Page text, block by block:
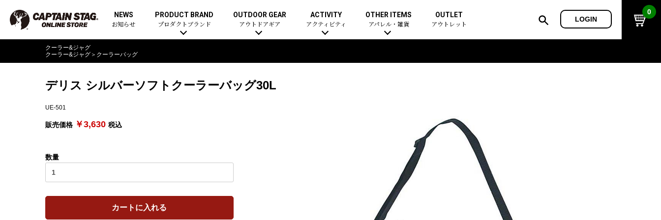
NEWS
お知らせ
PRODUCT BRAND
プロダクトブランド
OUTDOOR GEAR
アウトドアギア
ACTIVITY
アクティビティ
OTHER ITEMS
アパレル・雑貨
OUTLET
アウトレット
LOGIN
0
クーラー&ジャグ
クーラー&ジャグ ＞ クーラーバッグ
デリス シルバーソフトクーラーバッグ30L
UE-501
販売価格 ￥3,630 税込
数量
カートに入れる